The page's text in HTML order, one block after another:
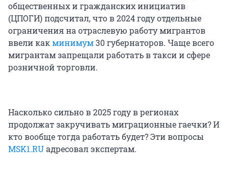
общественных и гражданских инициатив
(ЦПОГИ) подсчитал, что в 2024 году отдельные
ограничения на отраслевую работу мигрантов
ввели какминимум30 губернаторов. Чаще всего
мигрантам запрещали работать в такси и сфере
розничной торговли.
Насколько сильно в 2025 году в регионах
продолжат закручивать миграционные гаечки? И
кто вообще тогда работать будет? Эти вопросы
MSK1.RUадресовал экспертам.